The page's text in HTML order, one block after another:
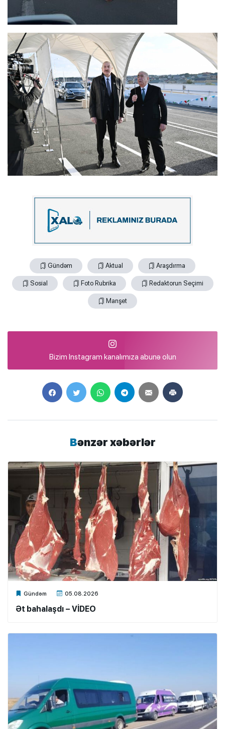
Gündəm Aktual Araşdırma
Sosial Foto Rubrika Redaktorun Seçimi
Manşet
Bizim Instagram kanalımıza abunə olun
Bənzər xəbərlər
Gündəm 05.08.2026
Xalq.Online
Ət bahalaşdı – VİDEO